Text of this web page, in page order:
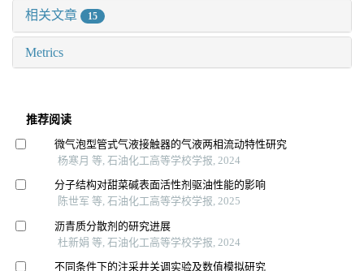
相关文章 15
Metrics
推荐阅读
微气泡型管式气液接触器的气液两相流动特性研究
杨寒月 等, 石油化工高等学校学报, 2024
分子结构对甜菜碱表面活性剂驱油性能的影响
陈世军 等, 石油化工高等学校学报, 2025
沥青质分散剂的研究进展
杜新娟 等, 石油化工高等学校学报, 2024
不同条件下的注采井关调实验及数值模拟研究